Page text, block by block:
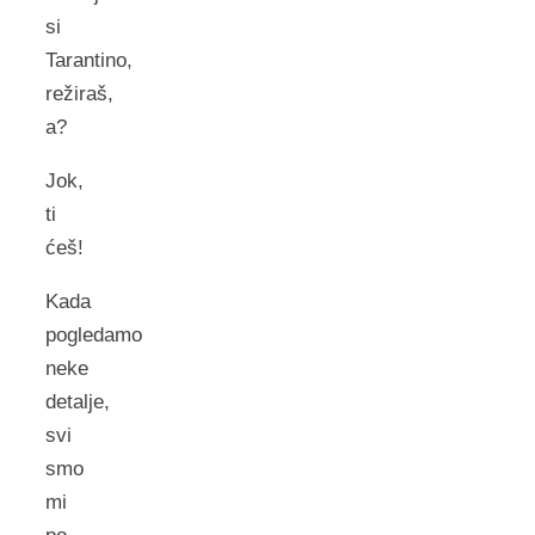
si
Tarantino,
režiraš,
a?
Jok,
ti
ćeš!
Kada
pogledamo
neke
detalje,
svi
smo
mi